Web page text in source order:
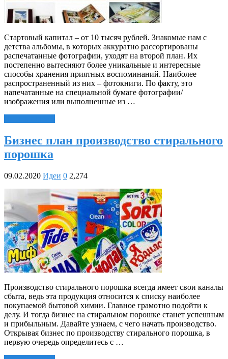
Стартовый капитал – от 10 тысяч рублей. Знакомые нам с
детства альбомы, в которых аккуратно рассортированы
распечатанные фотографии, уходят на второй план. Их
постепенно вытесняют более уникальные и интересные
способы хранения приятных воспоминаний. Наиболее
распространенный из них – фотокниги. По факту, это
напечатанные на специальной бумаге фотографии/
изображения или выполненные из …
Бизнес план производство стирального
порошка
09.02.2020 Идеи 0 2,274
Производство стирального порошка всегда имеет свои каналы
сбыта, ведь эта продукция относится к списку наиболее
покупаемой бытовой химии. Главное грамотно подойти к
делу. И тогда бизнес на стиральном порошке станет успешным
и прибыльным. Давайте узнаем, с чего начать производство.
Открывая бизнес по производству стирального порошка, в
первую очередь определитесь с …